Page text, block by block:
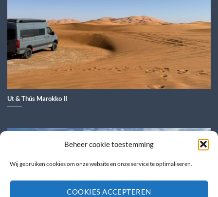
Beheer cookie toestemming
Wij gebruiken cookies om onze website en onze service te optimaliseren.
COOKIES ACCEPTEREN
Ut & Thús Marokko II